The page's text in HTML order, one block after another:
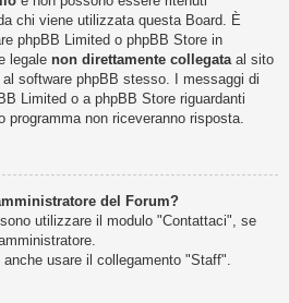
chi viene utilizzata questa Board. È
phpBB Limited o phpBB Store in
legale non direttamente collegata al sito
software phpBB stesso. I messaggi di
Limited o a phpBB Store riguardanti
programma non riceveranno risposta.
del Forum?
utilizzare il modulo "Contattaci", se
usare il collegamento "Staff".